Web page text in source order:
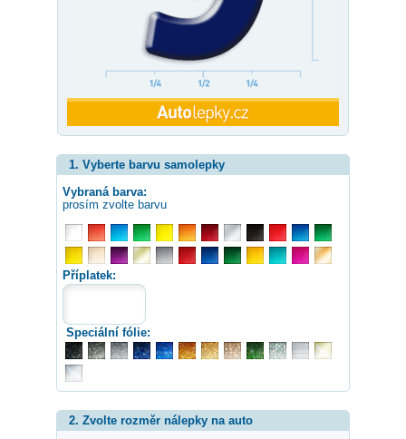
1. Vyberte barvu samolepky
Vybraná barva:
prosím zvolte barvu
Příplatek:
Speciální fólie:
2. Zvolte rozměr nálepky na auto